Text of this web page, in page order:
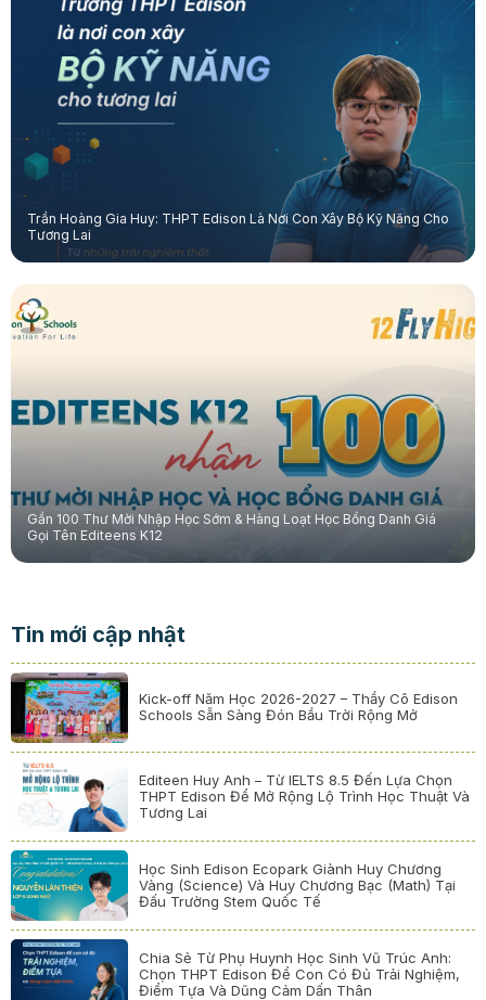
Trần Hoàng Gia Huy: THPT Edison Là Nơi Con Xây Bộ Kỹ Năng Cho
Tương Lai
Gần 100 Thư Mời Nhập Học Sớm & Hàng Loạt Học Bổng Danh Giá
Gọi Tên Editeens K12
Tin mới cập nhật
Kick-off Năm Học 2026-2027 – Thầy Cô Edison
Schools Sẵn Sàng Đón Bầu Trời Rộng Mở
Editeen Huy Anh – Từ IELTS 8.5 Đến Lựa Chọn
THPT Edison Để Mở Rộng Lộ Trình Học Thuật Và
Tương Lai
Học Sinh Edison Ecopark Giành Huy Chương
Vàng (Science) Và Huy Chương Bạc (Math) Tại
Đấu Trường Stem Quốc Tế
Chia Sẻ Từ Phụ Huynh Học Sinh Vũ Trúc Anh:
Chọn THPT Edison Để Con Có Đủ Trải Nghiệm,
Điểm Tựa Và Dũng Cảm Dấn Thân